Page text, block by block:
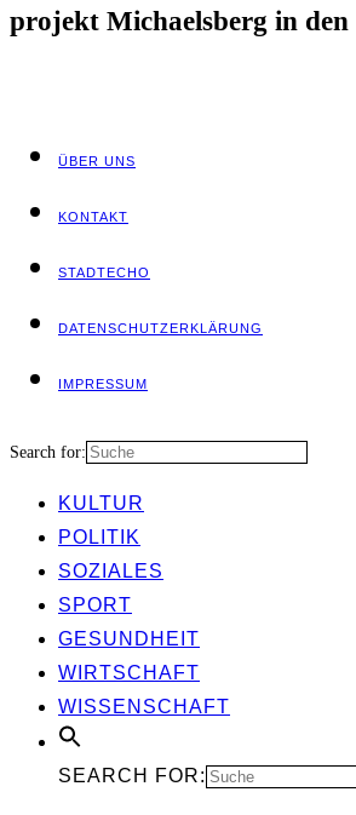
pro­jekt Micha­els­berg in
ÜBER UNS
KON­TAKT
STADT­ECHO
DATEN­SCHUTZ­ER­KLÄ­RUNG
IMPRES­SUM
Search for:
KUL­TUR
POLI­TIK
SOZIA­LES
SPORT
GESUND­HEIT
WIRT­SCHAFT
WIS­SEN­SCHAFT
SEARCH FOR: